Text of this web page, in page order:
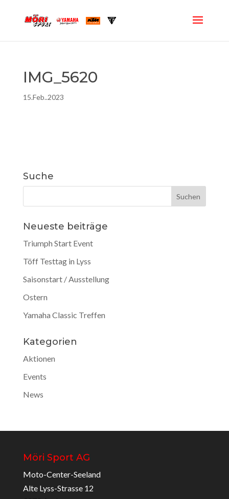
IMG_5620
15.Feb..2023
Suche
Neueste beiträge
Triumph Start Event
Töff Testtag in Lyss
Saisonstart / Ausstellung
Ostern
Yamaha Classic Treffen
Kategorien
Aktionen
Events
News
Möri Sport AG
Moto-Center-Seeland
Alte Lyss-Strasse 12